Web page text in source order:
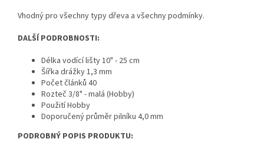
Vhodný pro všechny typy dřeva a všechny podmínky.
DALŠÍ PODROBNOSTI:
Délka vodící lišty 10" - 25 cm
Šířka drážky 1,3 mm
Počet článků 40
Rozteč 3/8" - malá (Hobby)
Použití Hobby
Doporučený průměr pilníku 4,0 mm
PODROBNÝ POPIS PRODUKTU: